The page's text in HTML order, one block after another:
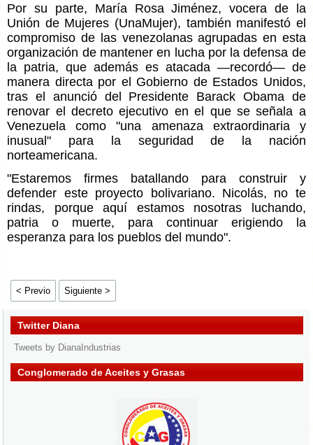
Por su parte, María Rosa Jiménez, vocera de la
Unión de Mujeres (UnaMujer), también manifestó el
compromiso de las venezolanas agrupadas en esta
organización de mantener en lucha por la defensa de
la patria, que además es atacada —recordó— de
manera directa por el Gobierno de Estados Unidos,
tras el anunció del Presidente Barack Obama de
renovar el decreto ejecutivo en el que se señala a
Venezuela como "una amenaza extraordinaria y
inusual" para la seguridad de la nación
norteamericana.
"Estaremos firmes batallando para construir y
defender este proyecto bolivariano. Nicolás, no te
rindas, porque aquí estamos nosotras luchando,
patria o muerte, para continuar erigiendo la
esperanza para los pueblos del mundo".
< Previo Siguiente >
Twitter Diana
Tweets by DianaIndustrias
Conglomerado de Aceites y Grasas